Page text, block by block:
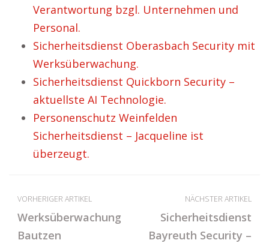
Verantwortung bzgl. Unternehmen und
Personal.
Sicherheitsdienst Oberasbach Security mit
Werksüberwachung.
Sicherheitsdienst Quickborn Security –
aktuellste AI Technologie.
Personenschutz Weinfelden
Sicherheitsdienst – Jacqueline ist
überzeugt.
VORHERIGER ARTIKEL
Werksüberwachung
Bautzen
NÄCHSTER ARTIKEL
Sicherheitsdienst
Bayreuth Security –